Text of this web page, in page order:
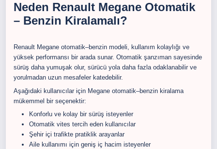
Neden Renault Megane Otomatik
– Benzin Kiralamalı?
Renault Megane otomatik–benzin modeli, kullanım kolaylığı ve
yüksek performansı bir arada sunar. Otomatik şanzıman sayesinde
sürüş daha yumuşak olur, sürücü yola daha fazla odaklanabilir ve
yorulmadan uzun mesafeler katedebilir.
Aşağıdaki kullanıcılar için Megane otomatik–benzin kiralama
mükemmel bir seçenektir:
Konforlu ve kolay bir sürüş isteyenler
Otomatik vites tercih eden kullanıcılar
Şehir içi trafikte pratiklik arayanlar
Aile kullanımı için geniş iç hacim isteyenler